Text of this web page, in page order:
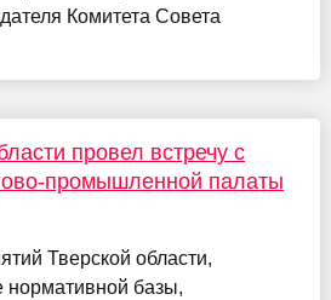
Комитета Совета
провел встречу с
промышленной палаты
Тверской области,
нормативной базы,